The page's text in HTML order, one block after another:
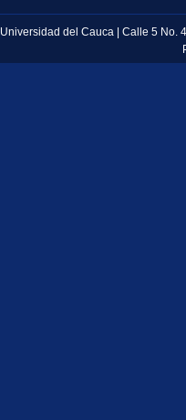
Universidad del Cauca | Calle 5 No.